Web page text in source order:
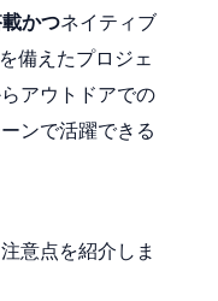
かつネイティブ
備えたプロジェ
アウトドアでの
ンで活躍できる
意点を紹介しま